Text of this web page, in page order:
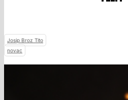
Josip Broz Tito
novac